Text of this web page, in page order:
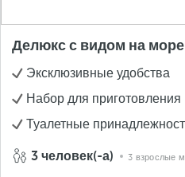
Делюкс с видом на море
Эксклюзивные удобства
Набор для
Туалетные
3 человек(-а) 3 взрослые